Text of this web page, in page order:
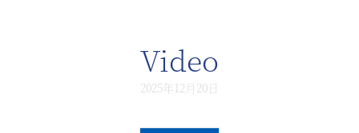
Video
2025年12月20日